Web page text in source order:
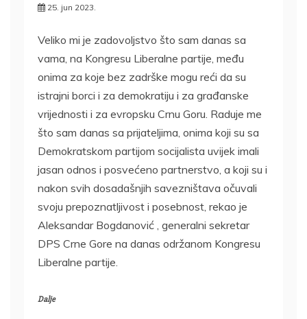
25. jun 2023.
Veliko mi je zadovoljstvo što sam danas sa
vama, na Kongresu Liberalne partije, među
onima za koje bez zadrške mogu reći da su
istrajni borci i za demokratiju i za građanske
vrijednosti i za evropsku Crnu Goru. Raduje me
što sam danas sa prijateljima, onima koji su sa
Demokratskom partijom socijalista uvijek imali
jasan odnos i posvećeno partnerstvo, a koji su i
nakon svih dosadašnjih savezništava očuvali
svoju prepoznatljivost i posebnost, rekao je
Aleksandar Bogdanović , generalni sekretar
DPS Crne Gore na danas održanom Kongresu
Liberalne partije.
Dalje